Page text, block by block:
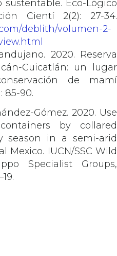
Eco-Lógico
Cientí 2(2): 27-34.
deblith/volumen-2-
2020. Reserva
Cuicatlán: un lugar
de mamí
85-90.
Gómez. 2020. Use
by collared
season in a semi-arid
IUCN/SSC Wild
Specialist Groups,